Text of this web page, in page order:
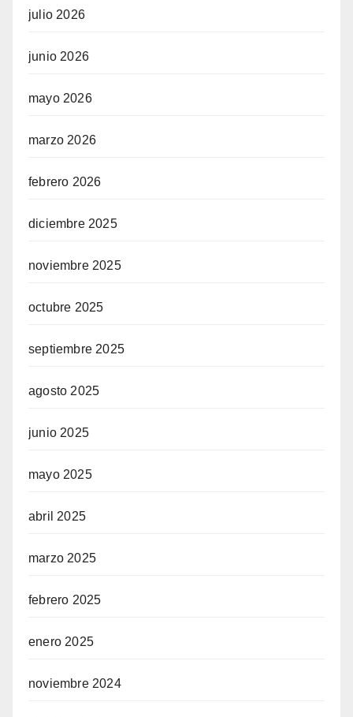
julio 2026
junio 2026
mayo 2026
marzo 2026
febrero 2026
diciembre 2025
noviembre 2025
octubre 2025
septiembre 2025
agosto 2025
junio 2025
mayo 2025
abril 2025
marzo 2025
febrero 2025
enero 2025
noviembre 2024